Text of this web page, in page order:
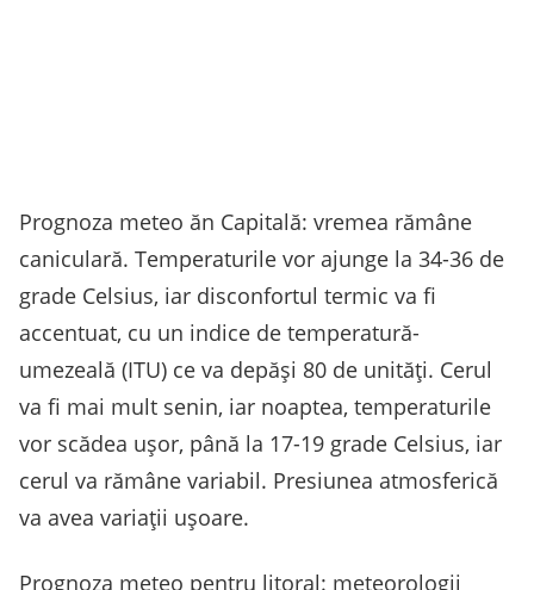
Prognoza meteo ăn Capitală: vremea rămâne
caniculară. Temperaturile vor ajunge la 34-36 de
grade Celsius, iar disconfortul termic va fi
accentuat, cu un indice de temperatură-
umezeală (ITU) ce va depăși 80 de unități. Cerul
va fi mai mult senin, iar noaptea, temperaturile
vor scădea ușor, până la 17-19 grade Celsius, iar
cerul va rămâne variabil. Presiunea atmosferică
va avea variații ușoare.
Prognoza meteo pentru litoral: meteorologii